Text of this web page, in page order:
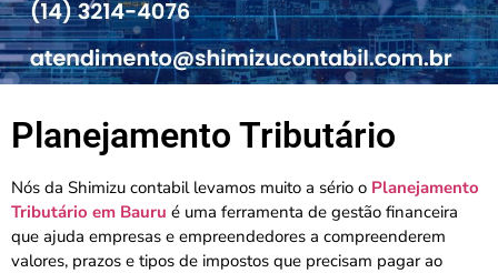
Planejamento Tributário​
Nós da Shimizu contabil levamos muito a sério o Planejamento
Tributário em Bauru é uma ferramenta de gestão financeira
que ajuda empresas e empreendedores a compreenderem
valores, prazos e tipos de impostos que precisam pagar ao